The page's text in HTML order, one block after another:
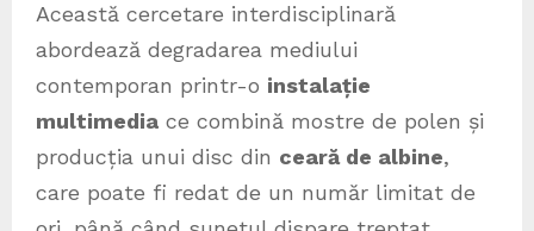
Această cercetare interdisciplinară
abordează degradarea mediului
contemporan printr-o instalație
multimedia ce combină mostre de polen și
producția unui disc din ceară de albine,
care poate fi redat de un număr limitat de